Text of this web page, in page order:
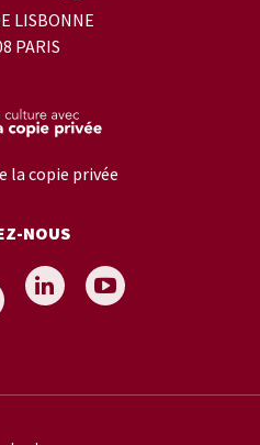
LISBONNE
PARIS
la copie privée
NOUS